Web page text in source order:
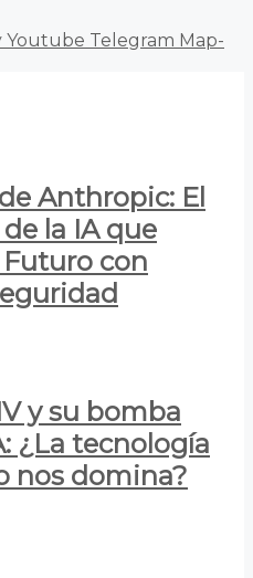
Youtube Telegram Map-
Anthropic: El
la IA que
con
y su bomba
¿La tecnología
nos domina?